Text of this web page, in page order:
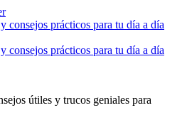
útiles y trucos geniales para